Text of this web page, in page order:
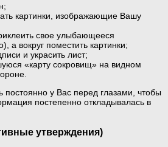
картинки, изображающие Вашу
свое улыбающееся
а вокруг поместить картинки;
и украсить лист;
«карту сокровищ» на видном
постоянно у Вас перед глазами, чтобы
постепенно откладывалась в
утверждения)